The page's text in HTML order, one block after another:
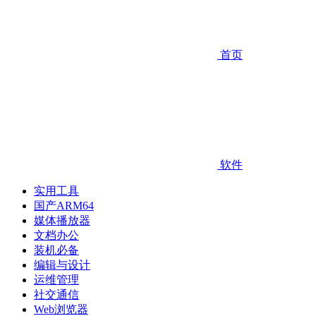
首页
软件
实用工具
国产ARM64
媒体播放器
文档办公
装机必备
编辑与设计
运维管理
社交通信
Web浏览器